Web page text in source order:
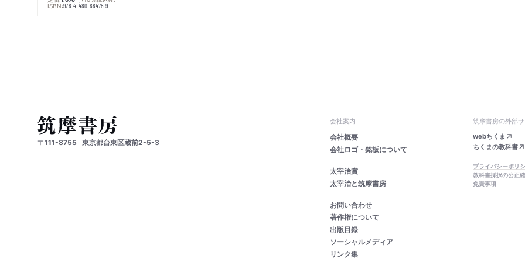
ISBN:978-4-480-68476-9
〒111-8755 東京都台東区蔵前2-5-3
会社案内
会社概要
会社ロゴ・銘板について
太宰治賞
太宰治と筑摩書房
お問い合わせ
著作権について
出版目録
ソーシャルメディア
リンク集
筑摩書房の外部サ
webちくま
ちくまの教科書
プライバシーポリ
教科書採択の公正
免責事項